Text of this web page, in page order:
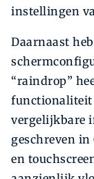
instellingen
Daarnaast
“raindrop”
functionaliteit
vergelijkbare
geschreven
en